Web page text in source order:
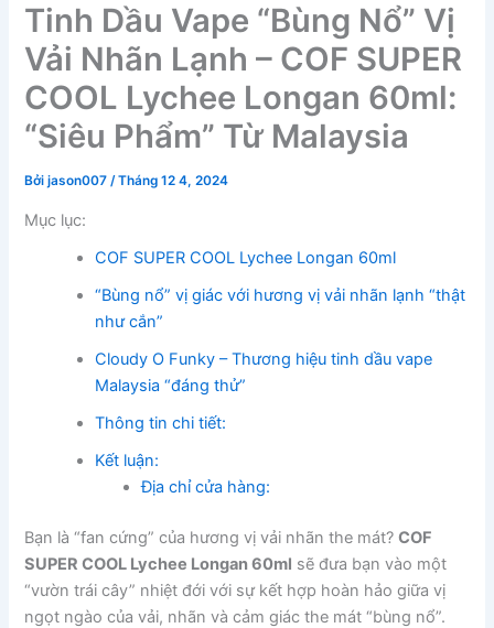
Tinh Dầu Vape “Bùng Nổ” Vị
Vải Nhãn Lạnh – COF SUPER
COOL Lychee Longan 60ml:
“Siêu Phẩm” Từ Malaysia
Bởijason007/Tháng 12 4, 2024
Mục lục:
COF SUPER COOL Lychee Longan 60ml
“Bùng nổ” vị giác với hương vị vải nhãn lạnh “thật
như cắn”
Cloudy O Funky – Thương hiệu tinh dầu vape
Malaysia “đáng thử”
Thông tin chi tiết:
Kết luận:
Địa chỉ cửa hàng:
Bạn là “fan cứng” của hương vị vải nhãn the mát?COF
SUPER COOL Lychee Longan 60ml sẽ đưa bạn vào một
“vườn trái cây” nhiệt đới với sự kết hợp hoàn hảo giữa vị
ngọt ngào của vải, nhãn và cảm giác the mát “bùng nổ”.